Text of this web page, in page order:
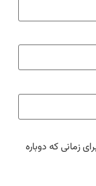
زمانی که دوباره